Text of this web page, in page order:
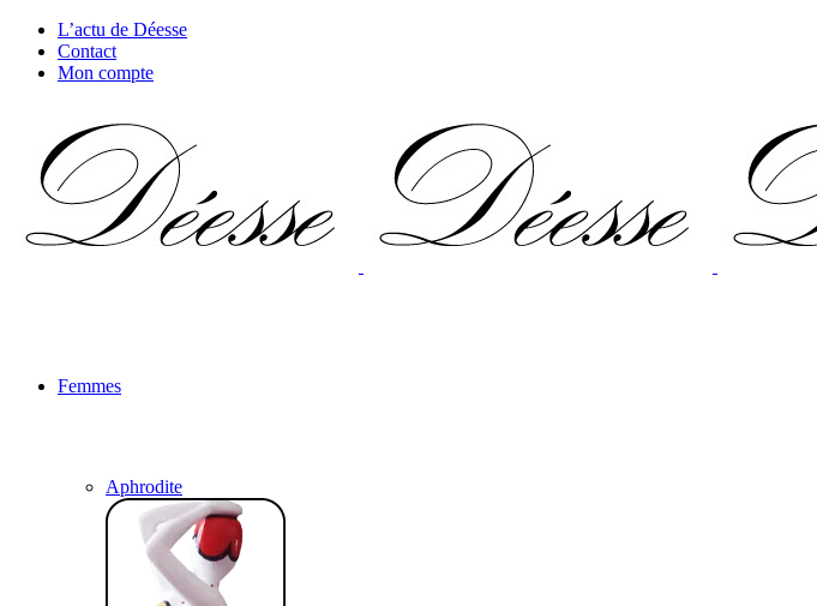
L’actu de Déesse
Contact
Mon compte
Femmes
Aphrodite